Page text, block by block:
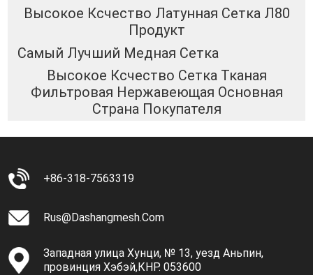
Высокое Ксчество Латунная Сетка Л80
Продукт
Самый Лучший Медная Сетка
Высокое Ксчество Сетка Тканая
Фильтровая Нержавеющая Основная
Страна Покупателя
+86-318-7563319
Rus@dashangmesh.com
Западная улица Хунци, № 13, уезд Аньпин,
провинция Хэбэй,КНР. 053600